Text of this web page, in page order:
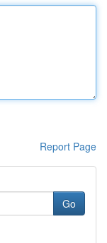
Report Page
Go